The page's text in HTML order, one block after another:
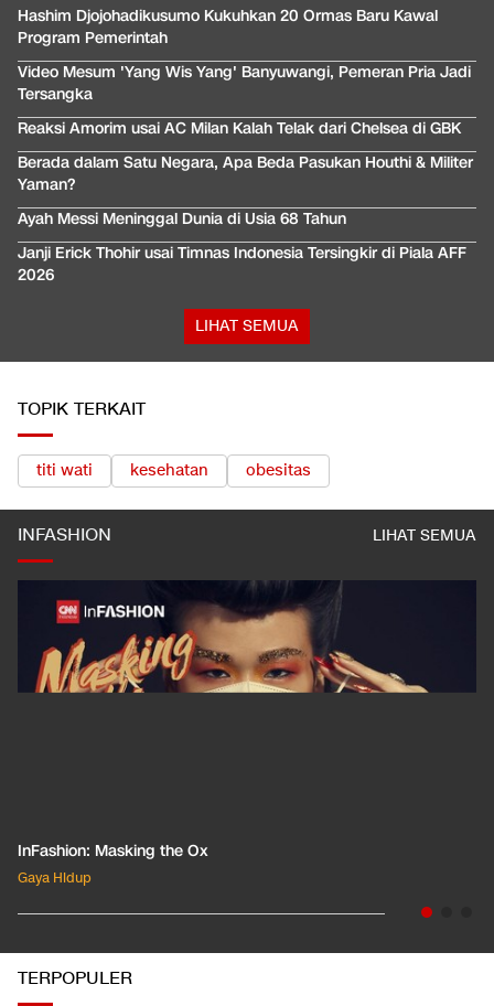
Hashim Djojohadikusumo Kukuhkan 20 Ormas Baru Kawal
Program Pemerintah
Video Mesum 'Yang Wis Yang' Banyuwangi, Pemeran Pria Jadi
Tersangka
Reaksi Amorim usai AC Milan Kalah Telak dari Chelsea di GBK
Berada dalam Satu Negara, Apa Beda Pasukan Houthi & Militer
Yaman?
Ayah Messi Meninggal Dunia di Usia 68 Tahun
Janji Erick Thohir usai Timnas Indonesia Tersingkir di Piala AFF
2026
LIHAT SEMUA
TOPIK TERKAIT
titi wati kesehatan obesitas
INFASHION LIHAT SEMUA
InFashion: Masking the Ox
Gaya Hidup
TERPOPULER